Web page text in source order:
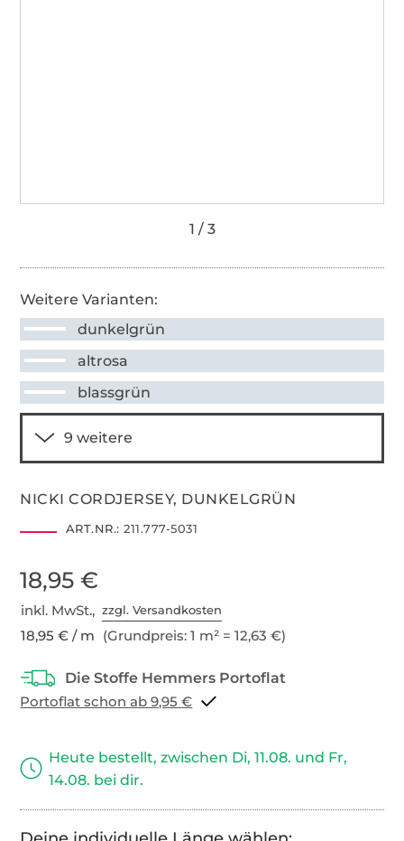
Weitere Varianten:
dunkelgrün
altrosa
blassgrün
NICKI CORDJERSEY, DUNKELGRÜN
ART.NR.: 211.777-5031
18,95 €
inkl. MwSt.,zzgl. Versandkosten
18,95 € / m (Grundpreis: 1 m² = 12,63 €)
Portoflat schon ab 9,95 €
Heute bestellt, zwischen Di, 11.08. und Fr,
14.08. bei dir.